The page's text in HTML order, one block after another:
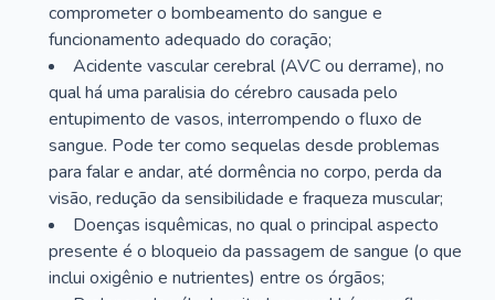
comprometer o bombeamento do sangue e
funcionamento adequado do coração;
Acidente vascular cerebral (AVC ou derrame), no
qual há uma paralisia do cérebro causada pelo
entupimento de vasos, interrompendo o fluxo de
sangue. Pode ter como sequelas desde problemas
para falar e andar, até dormência no corpo, perda da
visão, redução da sensibilidade e fraqueza muscular;
Doenças isquêmicas, no qual o principal aspecto
presente é o bloqueio da passagem de sangue (o que
inclui oxigênio e nutrientes) entre os órgãos;